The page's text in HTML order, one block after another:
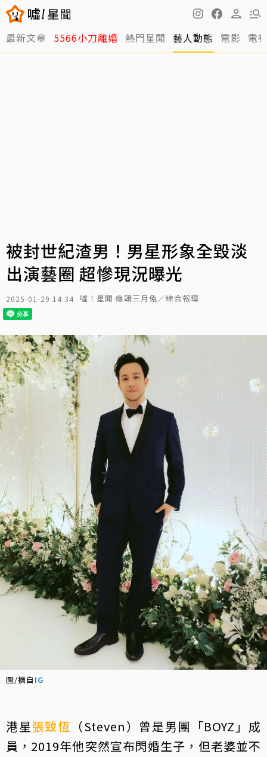
最新文章 5566小刀離婚 熱門星聞 藝人動態 電影 電
被封世紀渣男！男星形象全毀淡
出演藝圈 超慘現況曝光
2025-01-29 14:34 噓！星聞 編輯三月兔／綜合報導
圖/摘自 IG
港星張致恆 （Steven）曾是男團「BOYZ」成
員，2019年他突然宣布閃婚生子，但老婆並不